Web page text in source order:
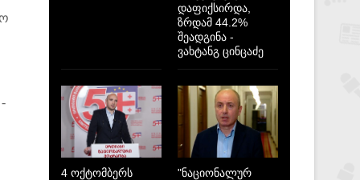
დაფიქსირდა,
ზრდამ 44.2%
შეადგინა -
ვახტანგ ცინცაძე
4 ოქტომბერს
"ნაციონალურ